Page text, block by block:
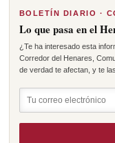
BOLETÍN DIARIO ·
Lo que pasa en el
¿Te ha interesado esta
Corredor del Henares,
de verdad te afectan, y te